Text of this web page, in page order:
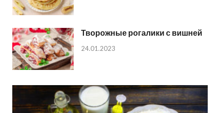
Творожные рогалики с вишней
24.01.2023